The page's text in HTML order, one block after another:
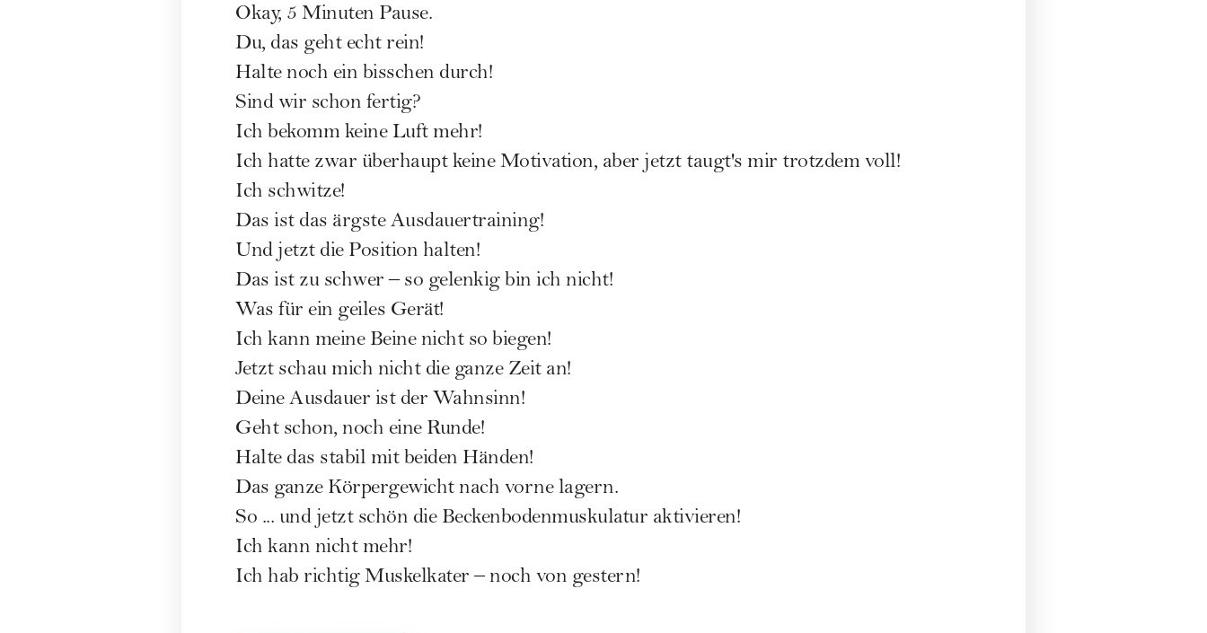
Okay, 5 Minuten Pause.
Du, das geht echt rein!
Halte noch ein bisschen durch!
Sind wir schon fertig?
Ich bekomm keine Luft mehr!
Ich hatte zwar überhaupt keine Motivation, aber jetzt taugt's mir trotzdem voll!
Ich schwitze!
Das ist das ärgste Ausdauertraining!
Und jetzt die Position halten!
Das ist zu schwer – so gelenkig bin ich nicht!
Was für ein geiles Gerät!
Ich kann meine Beine nicht so biegen!
Jetzt schau mich nicht die ganze Zeit an!
Deine Ausdauer ist der Wahnsinn!
Geht schon, noch eine Runde!
Halte das stabil mit beiden Händen!
Das ganze Körpergewicht nach vorne lagern.
So ... und jetzt schön die Beckenbodenmuskulatur aktivieren!
Ich kann nicht mehr!
Ich hab richtig Muskelkater – noch von gestern!